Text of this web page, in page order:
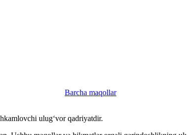
Barcha maqollar
ulug‘vor qadriyatdir.